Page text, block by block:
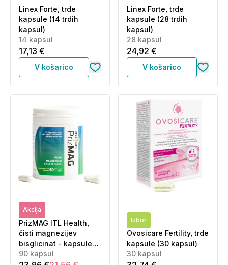
Linex Forte, trde
kapsule (14 trdih
kapsul)
14 kapsul
17,13 €
V košarico
Linex Forte, trde
kapsule (28 trdih
kapsul)
28 kapsul
24,92 €
V košarico
Akcija
PrizMAG ITL Health,
čisti magnezijev
bisglicinat - kapsule
(90 kapsul)
90 kapsul
Izbor
Ovosicare Fertility, trde
kapsule (30 kapsul)
30 kapsul